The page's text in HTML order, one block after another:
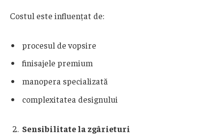
Costul este influențat de:
procesul de vopsire
finisajele premium
manopera specializată
complexitatea designului
Sensibilitate la zgârieturi